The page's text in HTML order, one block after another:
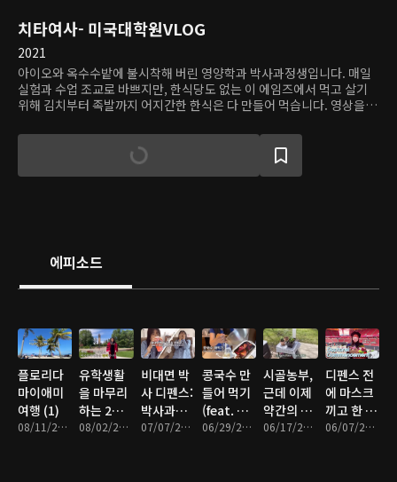
치타여사- 미국대학원VLOG
2021
아이오와 옥수수밭에 불시착해 버린 영양학과 박사과정생입니다. 매일
실험과 수업 조교로 바쁘지만, 한식당도 없는 이 에임즈에서 먹고 살기
위해 김치부터 족발까지 어지간한 한식은 다 만들어 먹습니다. 영상을 보
에피소드
플로리다
마이애미
여행 (1)
08/11/2021 • 16분
유학생활
을 마무리
하는 2주
동안의 이
08/02/2021 • 7분
비대면 박
사 디펜스:
박사과정
최종관문07/07/2021 • 17분
콩국수 만
들어 먹기
(feat. 아
이패드프06/29/2021 • 20분
시골농부,
근데 이제
약간의 아
파트를 곁
06/17/2021 • 17분
디펜스 전
에 마스크
끼고 한 박
사학위수06/07/2021 • 8분